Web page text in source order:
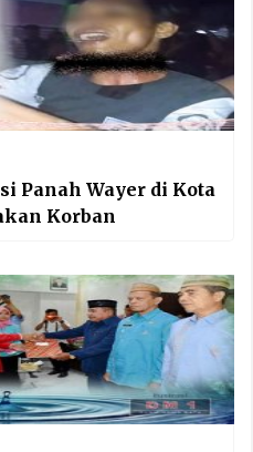
Panah Wayer di Kota
Korban